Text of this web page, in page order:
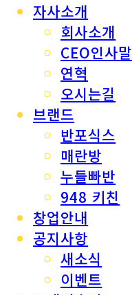
자사소개
회사소개
CEO인사말
연혁
오시는길
브랜드
반포식스
매란방
누들빠반
948 키친
창업안내
공지사항
새소식
이벤트